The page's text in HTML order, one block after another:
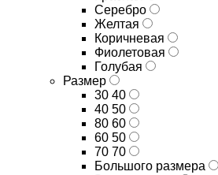
Серебро
Желтая
Коричневая
Фиолетовая
Голубая
Размер
30 40
40 50
80 60
60 50
70 70
Большого размера